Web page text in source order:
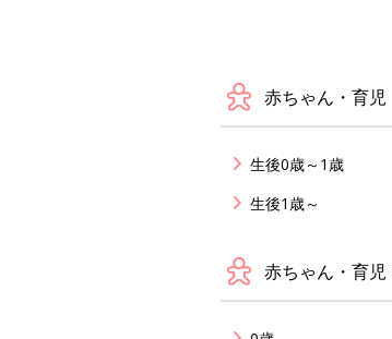
赤ちゃん・育児
生後0歳～1歳
生後1歳～
赤ちゃん・育児